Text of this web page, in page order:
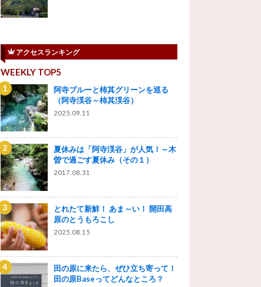
アクセスランキング
WEEKLY TOP5
阿寺ブルーと柿其グリーンを巡る
（阿寺渓谷～柿其渓谷）
2025.09.11
夏休みは「阿寺渓谷」が人気！～木
曽で過ごす夏休み（その１）
2017.08.31
とれたて新鮮！ あま～い！ 開田高
原のとうもろこし
2025.08.15
田の原に来たら、ぜひ立ち寄って！
田の原Baseってどんなところ？